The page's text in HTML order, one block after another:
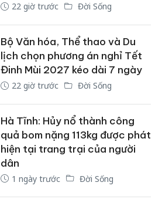
22 giờ trước Đời Sống
Bộ Văn hóa, Thể thao và Du
lịch chọn phương án nghỉ Tết
Đinh Mùi 2027 kéo dài 7 ngày
22 giờ trước Đời Sống
Hà Tĩnh: Hủy nổ thành công
quả bom nặng 113kg được phát
hiện tại trang trại của người
dân
1 ngày trước Đời Sống